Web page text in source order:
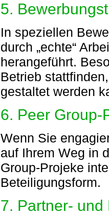
5.
In speziellen
durch „echte“
herangeführt.
Betrieb
gestaltet werden
6. Peer Group-
Wenn Sie
auf Ihrem Weg in
Group-Projeke
Beteiligungsform.
7. Partner-